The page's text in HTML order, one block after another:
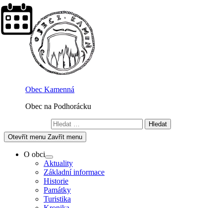
Skip
to
content
Obec Kamenná
Obec na Podhorácku
Vyhledávání
Otevřít menu Zavřít menu
O obci
Show
sub
menu
Aktuality
Základní informace
Historie
Památky
Turistika